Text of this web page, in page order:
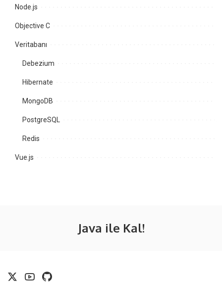
Node.js
Objective C
Veritabanı
Debezium
Hibernate
MongoDB
PostgreSQL
Redis
Vue.js
Java ile Kal!